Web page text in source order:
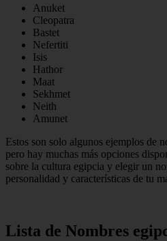
Anuket
Cleopatra
Bastet
Nefertiti
Isis
Hathor
Maat
Sekhmet
Neith
Amunet
Estos son solo algunos ejemplos de
pero hay muchas más opciones
sobre la cultura egipcia y elegir un
personalidad y características de tu
Lista de Nombres